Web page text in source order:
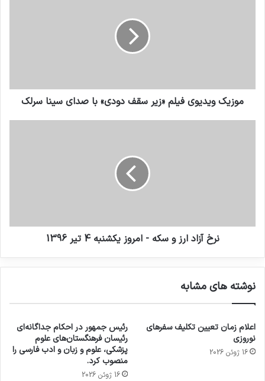
موزیک ویدیوی فیلم «زیر سقف دودی» با صدای سینا سرلک
نرخ آزاد ارز و سکه - امروز یکشنبه 4 تیر 1396
نوشته های مشابه
اعلام زمان تعیین تکلیف سفرهای
نوروزی
16 ژوئن 2026
رئیس جمهور در احکام جداگانه‌ای
رئیسان فرهنگستان‌های علوم
پزشکی، علوم و زبان و ادب فارسی را
منصوب کرد.
16 ژوئن 2026